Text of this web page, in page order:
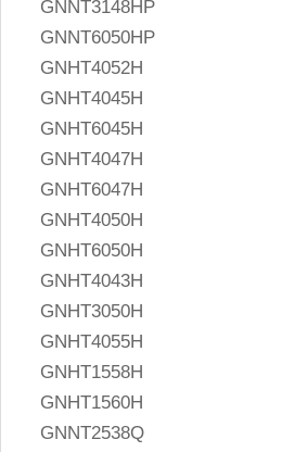
GNNT3148HP
GNNT6050HP
GNHT4052H
GNHT4045H
GNHT6045H
GNHT4047H
GNHT6047H
GNHT4050H
GNHT6050H
GNHT4043H
GNHT3050H
GNHT4055H
GNHT1558H
GNHT1560H
GNNT2538Q